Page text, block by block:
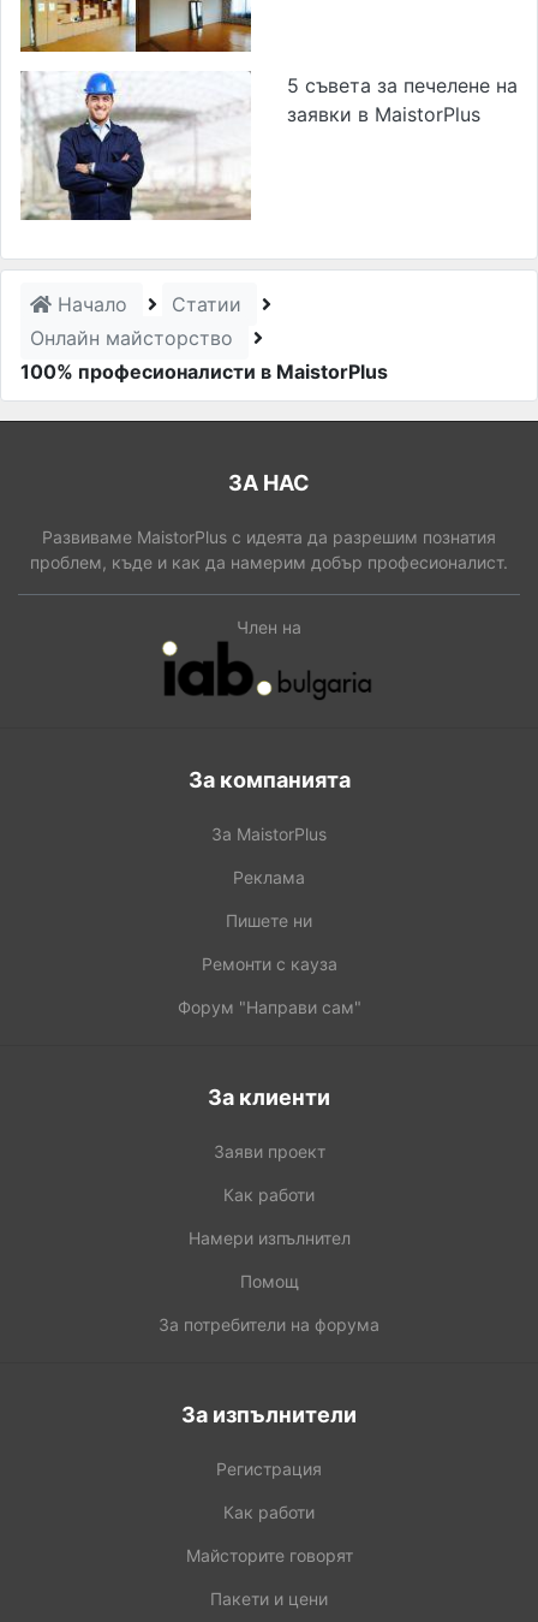
5 съвета за печелене на
заявки в MaistorPlus
Начало
Статии
Онлайн майсторство
100% професионалисти в MaistorPlus
ЗА НАС
Развиваме MaistorPlus с идеята да разрешим познатия
проблем, къде и как да намерим добър професионалист.
Член на
За компанията
За MaistorPlus
Реклама
Пишете ни
Ремонти с кауза
Форум "Направи сам"
За клиенти
Заяви проект
Как работи
Намери изпълнител
Помощ
За потребители на форума
За изпълнители
Регистрация
Как работи
Майсторите говорят
Пакети и цени